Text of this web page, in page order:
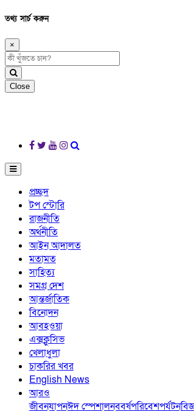
তথ্য সার্চ করুন
×
Close
প্রচ্ছদ
টপ স্টোরি
রাজনীতি
অর্থনীতি
আইন আদালত
মতামত
সাহিত্য
সমগ্র দেশ
আন্তর্জাতিক
বিনোদন
আবহওয়া
এক্সক্লুসিভ
খেলাধুলা
চাকরির খবর
English News
আরও
জীবনযাপনঈদ স্পেশালনববর্ষপরিবেশপর্যটন